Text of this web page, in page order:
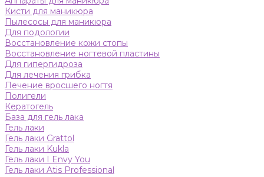
Кисти для маникюра
Пылесосы для маникюра
Для подологии
Восстановление кожи стопы
Восстановление ногтевой пластины
Для гипергидроза
Для лечения грибка
Лечение вросшего ногтя
Полигели
Кератогель
База для гель лака
Гель лаки
Гель лаки Grattol
Гель лаки Kukla
Гель лаки I Envy You
Гель лаки Atis Professional